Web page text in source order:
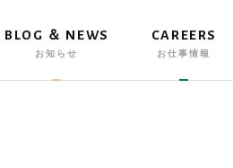
BLOG ＆ NEWS
お知らせ
CAREERS
お仕事情報